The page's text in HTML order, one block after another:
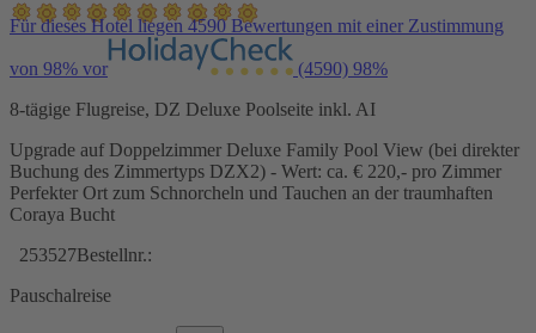
Für dieses Hotel liegen 4590 Bewertungen mit einer Zustimmung
von 98% vor (4590) 98%
8-tägige Flugreise, DZ Deluxe Poolseite inkl. AI
Upgrade auf Doppelzimmer Deluxe Family Pool View (bei direkter
Buchung des Zimmertyps DZX2) - Wert: ca. € 220,- pro Zimmer
Perfekter Ort zum Schnorcheln und Tauchen an der traumhaften
Coraya Bucht
253527Bestellnr.:
Pauschalreise